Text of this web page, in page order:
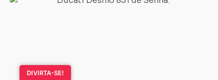
DIVIRTA-SE!